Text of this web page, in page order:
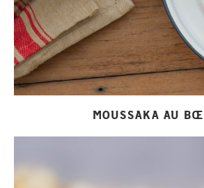
MOUSSAKA AU